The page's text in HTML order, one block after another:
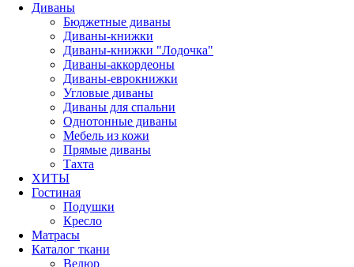
Диваны
Бюджетные диваны
Диваны-книжки
Диваны-книжки "Лодочка"
Диваны-аккордеоны
Диваны-еврокнижки
Угловые диваны
Диваны для спальни
Однотонные диваны
Мебель из кожи
Прямые диваны
Тахта
ХИТЫ
Гостиная
Подушки
Кресло
Матрасы
Каталог ткани
Велюр